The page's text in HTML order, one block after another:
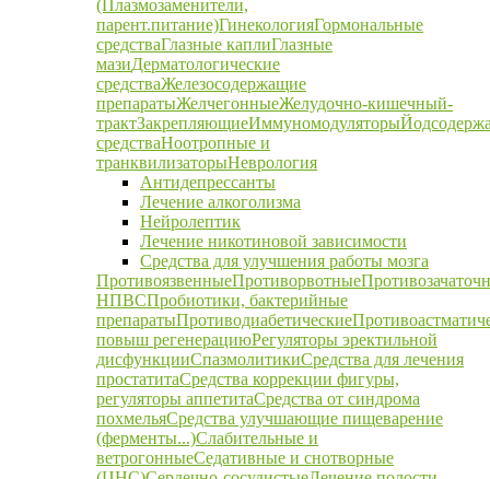
(Плазмозаменители,
парент.питание)ГинекологияГормональные
средстваГлазные каплиГлазные
мазиДерматологические
средстваЖелезосодержащие
препаратыЖелчегонныеЖелудочно-кишечный-
трактЗакрепляющиеИммуномодуляторы
средстваНоотропные и
транквилизаторыНеврология
Антидепрессанты
Лечение алкоголизма
Нейролептик
Лечение никотиновой зависимости
Средства для улучшения работы мозга
ПротивоязвенныеПротиворвотные
НПВСПробиотики, бактерийные
препаратыПротиводиабетические
повыш регенерациюРегуляторы эректильной
дисфункцииСпазмолитикиСредства для лечения
простатитаСредства коррекции фигуры,
регуляторы аппетитаСредства от синдрома
похмельяСредства улучшающие пищеварение
(ферменты...)Слабительные и
ветрогонныеСедативные и снотворные